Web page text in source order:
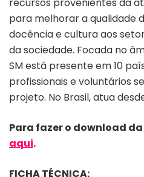
para melhorar a qualidade
docência e cultura aos
da sociedade. Focada no
SM está presente em 10
profissionais e voluntários
projeto. No Brasil, atua
Para fazer o download
aqui.
FICHA TÉCNICA: